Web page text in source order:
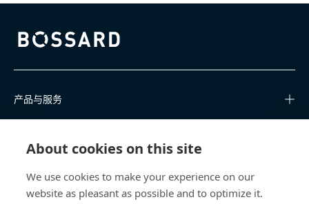
About cookies on this site
We use cookies to make your experience on our
website as pleasant as possible and to optimize it.
Bossard homepage
产品与服务